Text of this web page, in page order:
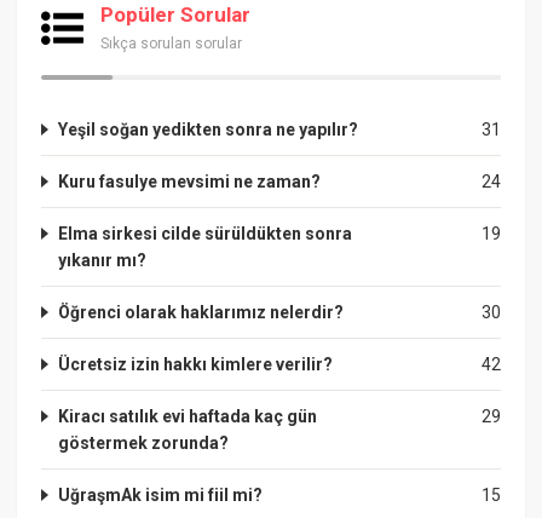
Popüler Sorular
Sıkça sorulan sorular
31
Yeşil soğan yedikten sonra ne yapılır?
24
Kuru fasulye mevsimi ne zaman?
19
Elma sirkesi cilde sürüldükten sonra
yıkanır mı?
30
Öğrenci olarak haklarımız nelerdir?
42
Ücretsiz izin hakkı kimlere verilir?
29
Kiracı satılık evi haftada kaç gün
göstermek zorunda?
15
UğraşmAk isim mi fiil mi?